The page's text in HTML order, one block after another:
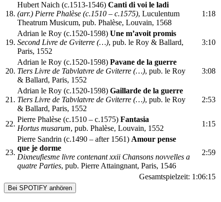
18.
Hubert Naich (c.1513-1546) Canti di voi le ladi
(arr.) Pierre Phalèse (c.1510 – c.1575), Luculentum
Theatrum Musicum, pub. Phalèse, Louvain, 1568
1:18
19.
Adrian le Roy (c.1520-1598) Une m’avoit promis
Second Livre de Gviterre (…), pub. le Roy & Ballard,
Paris, 1552
3:10
20.
Adrian le Roy (c.1520-1598) Pavane de la guerre
Tiers Livre de Tabvlatvre de Gviterre (…), pub. le Roy
& Ballard, Paris, 1552
3:08
21.
Adrian le Roy (c.1520-1598) Gaillarde de la guerre
Tiers Livre de Tabvlatvre de Gviterre (…), pub. le Roy
& Ballard, Paris, 1552
2:53
22.
Pierre Phalèse (c.1510 – c.1575) Fantasia
Hortus musarum, pub. Phalèse, Louvain, 1552
1:15
23.
Pierre Sandrin (c.1490 – after 1561) Amour pense
que je dorme
Dixneufiesme livre contenant xxii Chansons novvelles a
quatre Parties, pub. Pierre Attaingnant, Paris, 1546
2:59
Gesamtspielzeit: 1:06:15
Bei SPOTIFY anhören